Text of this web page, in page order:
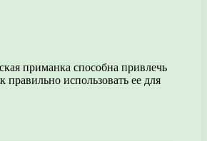
приманка способна привлечь
использовать ее для